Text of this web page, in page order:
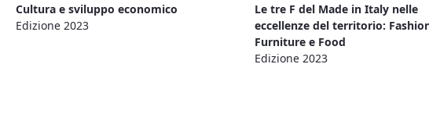
Cultura e sviluppo economico
Edizione 2023
Le tre F del Made in Italy nelle
eccellenze del territorio:
Furniture e Food
Edizione 2023